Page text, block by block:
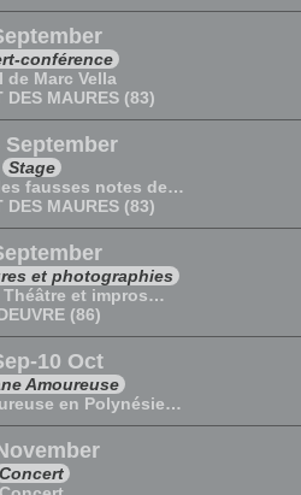
conférence
de Marc Vella
DES MAURES (83)
September
Stage
fausses notes de…
DES MAURES (83)
et photographies
Théâtre et impros…
(86)
10 Oct
Amoureuse
en Polynésie…
Concert